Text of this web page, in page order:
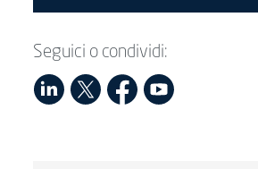
Seguici o condividi: